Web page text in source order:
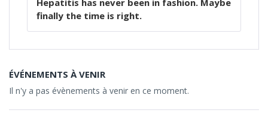
Hepatitis has never been in fashion. Maybe
finally the time is right.
ÉVÉNEMENTS À VENIR
Il n'y a pas évènements à venir en ce moment.